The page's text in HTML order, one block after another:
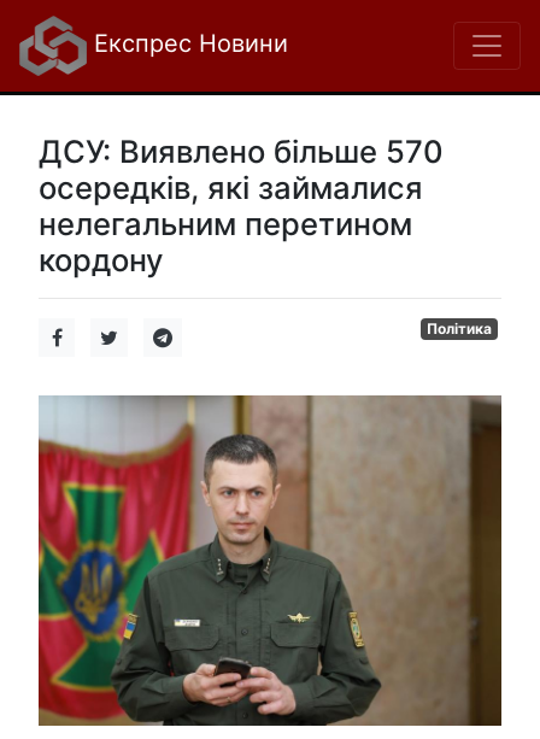
Експрес Новини
ДСУ: Виявлено більше 570
осередків, які займалися
нелегальним перетином
кордону
Політика